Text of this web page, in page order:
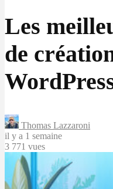
Les
de
Thomas Lazzaroni
il y a 1 semaine
3 771 vues